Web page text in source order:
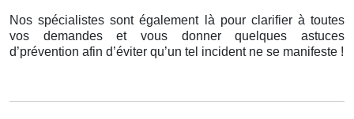
Nos spécialistes sont également là pour clarifier à toutes
vos demandes et vous donner quelques astuces
d’prévention afin d’éviter qu’un tel incident ne se manifeste !